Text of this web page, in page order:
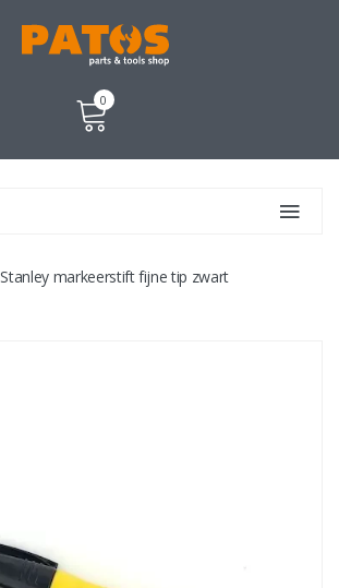
0
Stanley markeerstift fijne tip zwart